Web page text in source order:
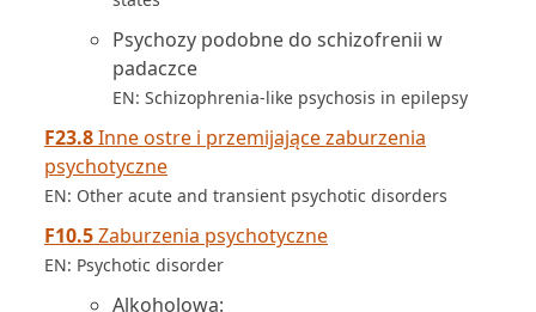
Psychozy podobne do schizofrenii w
padaczce
EN: Schizophrenia-like psychosis in epilepsy
F23.8Inne ostre i przemijające zaburzenia
psychotyczne
EN: Other acute and transient psychotic disorders
F10.5Zaburzenia psychotyczne
EN: Psychotic disorder
Alkoholowa: